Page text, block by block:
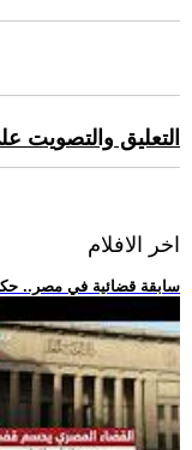
التعليق والتصويت
اخر الافلام
.. سابقة قضائية في مصر..